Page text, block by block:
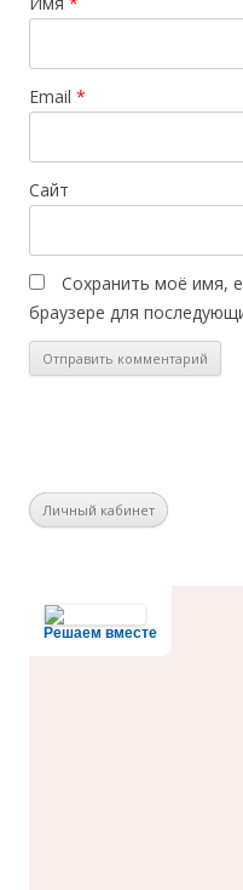
Email *
Сайт
Сохранить моё имя,
браузере для
Личный кабинет
Решаем вместе